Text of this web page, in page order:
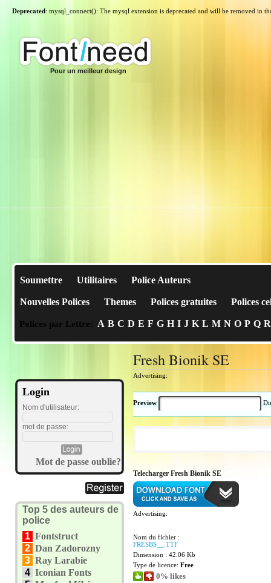
Deprecated: mysql_connect(): The mysql extension is deprecated and will be removed in
Pour un meilleur design
Soumettre Utilitaires Police Auteurs
Nouvelles Polices Themes Polices gratuites Polices
Polices par Lettre: A B C D E F G H I J K L M N O P Q R
Login
Nom d'utilisateur:
mot de passe:
Mot de passe oublie?
Top 5 des auteurs de
police
1 Fontstruct
2 Dan Zadorozny
3 Ray Larabie
4 Iconian Fonts
Fresh Bionik SE
Advertising:
Preview
Telecharger Fresh Bionik SE
Advertising:
Nom du fichier :
FRESBS__.TTF
Dimension : 42.06 Kb
Type de licence: Free
0% likes